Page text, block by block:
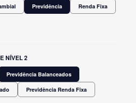
Previdência Renda Fixa
NÍVEL 2
Previdência Balanceados
Previdência Renda Fixa